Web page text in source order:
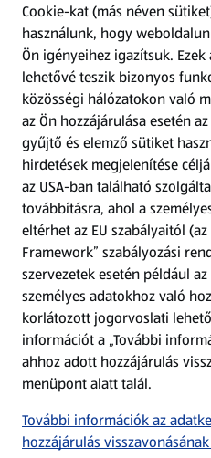
Kérdőív
Fizetési lehetőségek
ALDI utalványok
Árcsökkentés
Adattörlő alkalmazás
Szervizpont
(új oldalon nyílik meg)
Fedezz fel minket az
Töltsd le az ALDI
Cookie-kat (más néven
használunk, hogy
Ön igényeihez igazítsuk.
lehetővé teszik bizonyos
közösségi hálózatokon való
az Ön hozzájárulása esetén
gyűjtő és elemző sütiket
hirdetések megjelenítése
az USA-ban található
továbbításra, ahol a
eltérhet az EU szabályaitól
Framework” szabályozási
szervezetek esetén például
személyes adatokhoz való
korlátozott jogorvoslati
információt a „További
ahhoz adott hozzájárulás
menüpont alatt talál.
További információk az
hozzájárulás